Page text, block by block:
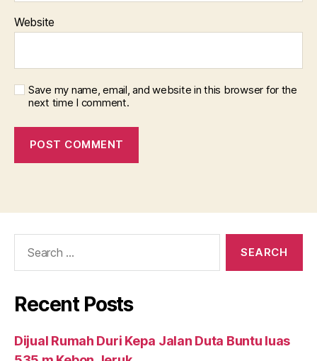
Website
Save my name, email, and website in this browser for the
next time I comment.
Recent Posts
Dijual Rumah Duri Kepa Jalan Duta Buntu luas